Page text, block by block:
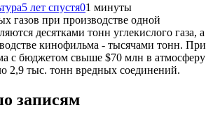
5 лет спустя01 минуты
газов при производстве одной
десятками тонн углекислого газа, а
кинофильма - тысячами тонн. При
с бюджетом свыше $70 млн в атмосферу
2,9 тыс. тонн вредных соединений.
записям